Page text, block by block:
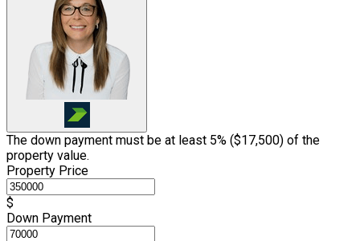
The down payment must be at least 5% ($17,500) of the
property value.
Property Price
$
Down Payment